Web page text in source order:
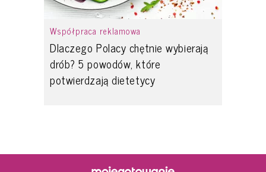
Współpraca reklamowa
Dlaczego Polacy chętnie wybierają
drób? 5 powodów, które
potwierdzają dietetycy